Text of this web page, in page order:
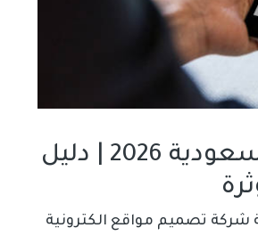
أسعار تصميم المواقع في السعودية 2026 | دليل
شركة تصميم مواقع الكترونية